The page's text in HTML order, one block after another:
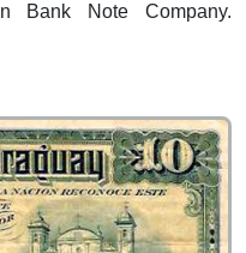
Bank Note Company.